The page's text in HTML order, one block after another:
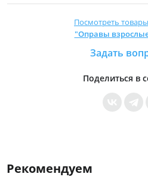
Страна производитель:
Уровень доступа:0
* Общие условия читайте в
Посмотреть
"Оправы
Задать
Поделиться в
Рекомендуем